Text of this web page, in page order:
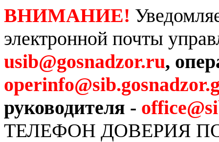
ВНИМАНИЕ!
электронной почты
usib@gosnadzor.ru,
руководителя -
ТЕЛЕФОН ДОВЕРИЯ